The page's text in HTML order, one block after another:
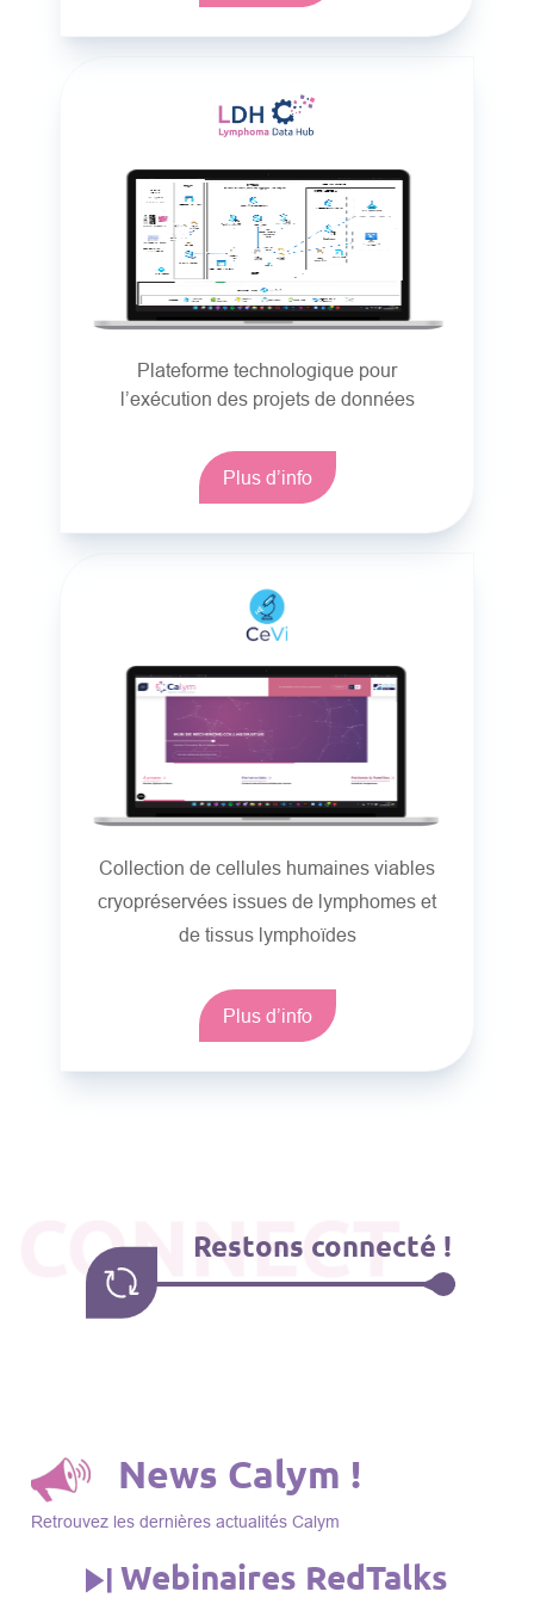
Plateforme technologique pour
l’exécution des projets de données
Plus d’info
Collection de cellules humaines viables
cryopréservées issues de lymphomes et
de tissus lymphoïdes
Plus d’info
CONNECT
Restons connecté !
News Calym !
Retrouvez les dernières actualités Calym
Webinaires RedTalks